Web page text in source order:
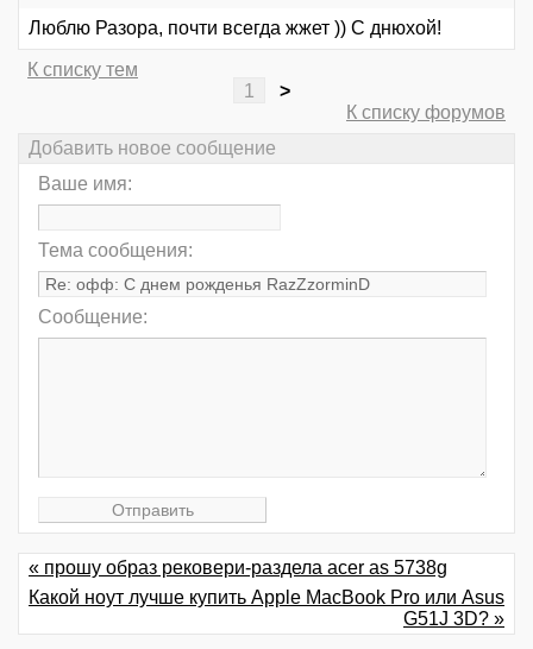
Люблю Разора, почти всегда жжет )) С днюхой!
К списку тем
1
>
К списку форумов
Добавить новое сообщение
Ваше имя:
Тема сообщения:
Сообщение:
« прошу образ рековери-раздела acer as 5738g
Какой ноут лучше купить Apple MacBook Pro или Asus
G51J 3D? »